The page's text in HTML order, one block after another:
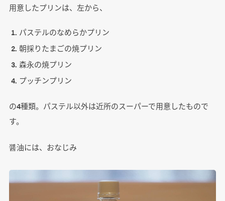
用意したプリンは、左から、
パステルのなめらかプリン
朝採りたまごの焼プリン
森永の焼プリン
プッチンプリン
の4種類。パステル以外は近所のスーパーで用意したもので
す。
醤油には、おなじみ